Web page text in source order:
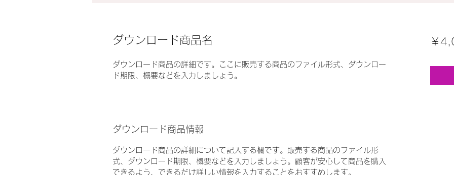
ダウンロード商品名
ダウンロード商品の詳細です。ここに販売する商品のファイル形式、ダウンロー
ド期限、概要などを入力しましょう。
ダウンロード商品情報
ダウンロード商品の詳細について記入する欄です。販売する商品のファイル形
式、ダウンロード期限、概要などを入力しましょう。顧客が安心して商品を購入
できるよう、できるだけ詳しい情報を入力することをおすすめします。
￥